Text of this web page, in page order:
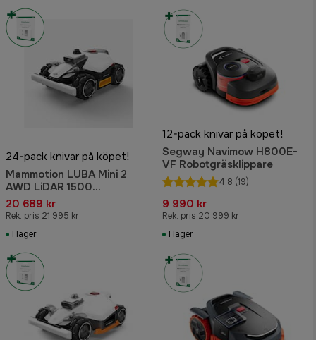
24-pack knivar på köpet!
Mammotion LUBA Mini 2
AWD LiDAR 1500
Robotgräsklippare
20 689 kr
Rek. pris 21 995 kr
I lager
12-pack knivar på köpet!
Segway Navimow H800E-
VF Robotgräsklippare
4.8 (19)
9 990 kr
Rek. pris 20 999 kr
I lager